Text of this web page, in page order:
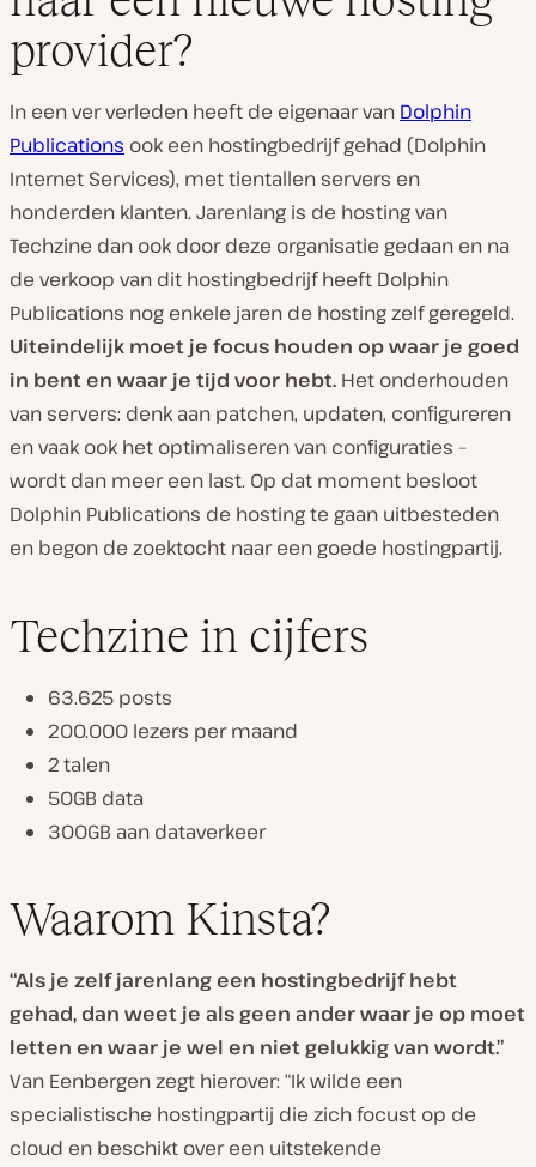
provider?
In een ver verleden heeft de eigenaar van Dolphin
Publications ook een hostingbedrijf gehad (Dolphin
Internet Services), met tientallen servers en
honderden klanten. Jarenlang is de hosting van
Techzine dan ook door deze organisatie gedaan en na
de verkoop van dit hostingbedrijf heeft Dolphin
Publications nog enkele jaren de hosting zelf geregeld.
Uiteindelijk moet je focus houden op waar je goed
in bent en waar je tijd voor hebt. Het onderhouden
van servers: denk aan patchen, updaten, configureren
en vaak ook het optimaliseren van configuraties –
wordt dan meer een last. Op dat moment besloot
Dolphin Publications de hosting te gaan uitbesteden
en begon de zoektocht naar een goede hostingpartij.
Techzine in cijfers
63.625 posts
200.000 lezers per maand
2 talen
50GB data
300GB aan dataverkeer
Waarom Kinsta?
“Als je zelf jarenlang een hostingbedrijf hebt
gehad, dan weet je als geen ander waar je op moet
letten en waar je wel en niet gelukkig van wordt.”
Van Eenbergen zegt hierover: “Ik wilde een
specialistische hostingpartij die zich focust op de
cloud en beschikt over een uitstekende